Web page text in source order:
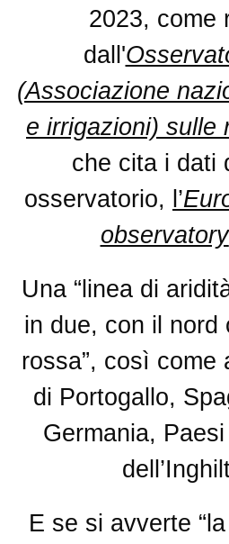
2023, come
dall'
(Associazione
e irrigazioni) sulle
che cita i dati
osservatorio, l’
observatory
Una “linea di
in due, con il nord
rossa”, così come
di Portogallo,
Germania,
E se si avverte